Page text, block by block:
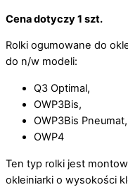
Cena dotyczy 1 szt.
Rolki ogumowane do
do n/w modeli:
Q3 Optimal,
OWP3Bis,
OWP3Bis Pneumat,
OWP4
Ten typ rolki jest
okleiniarki o wysokości